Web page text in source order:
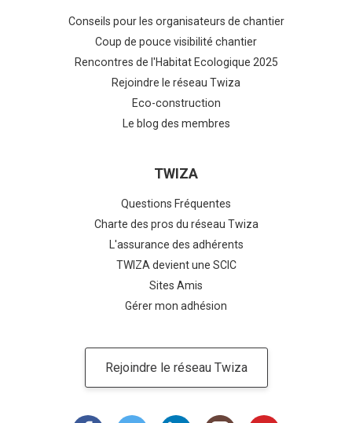
Conseils pour les organisateurs de chantier
Coup de pouce visibilité chantier
Rencontres de l'Habitat Ecologique 2025
Rejoindre le réseau Twiza
Eco-construction
Le blog des membres
TWIZA
Questions Fréquentes
Charte des pros du réseau Twiza
L'assurance des adhérents
TWIZA devient une SCIC
Sites Amis
Gérer mon adhésion
Rejoindre le réseau Twiza